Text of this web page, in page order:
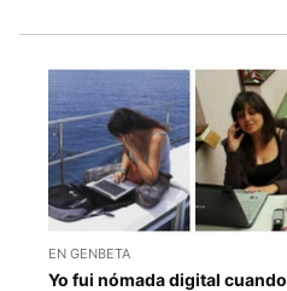
EN GENBETA
Yo fui nómada digital